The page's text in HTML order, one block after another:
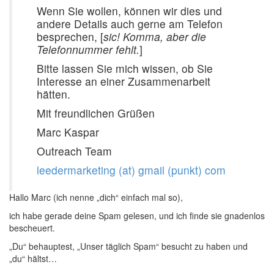
Wenn Sie wollen, können wir dies und
andere Details auch gerne am Telefon
besprechen, [sic! Komma, aber die
Telefonnummer fehlt.]
Bitte lassen Sie mich wissen, ob Sie
Interesse an einer Zusammenarbeit
hätten.
Mit freundlichen Grüßen
Marc Kaspar
Outreach Team
leedermarketing (at) gmail (punkt) com
Hallo Marc (ich nenne „dich“ einfach mal so),
ich habe gerade deine Spam gelesen, und ich finde sie gnadenlos
bescheuert.
„Du“ behauptest, „Unser täglich Spam“ besucht zu haben und
„du“ hältst…